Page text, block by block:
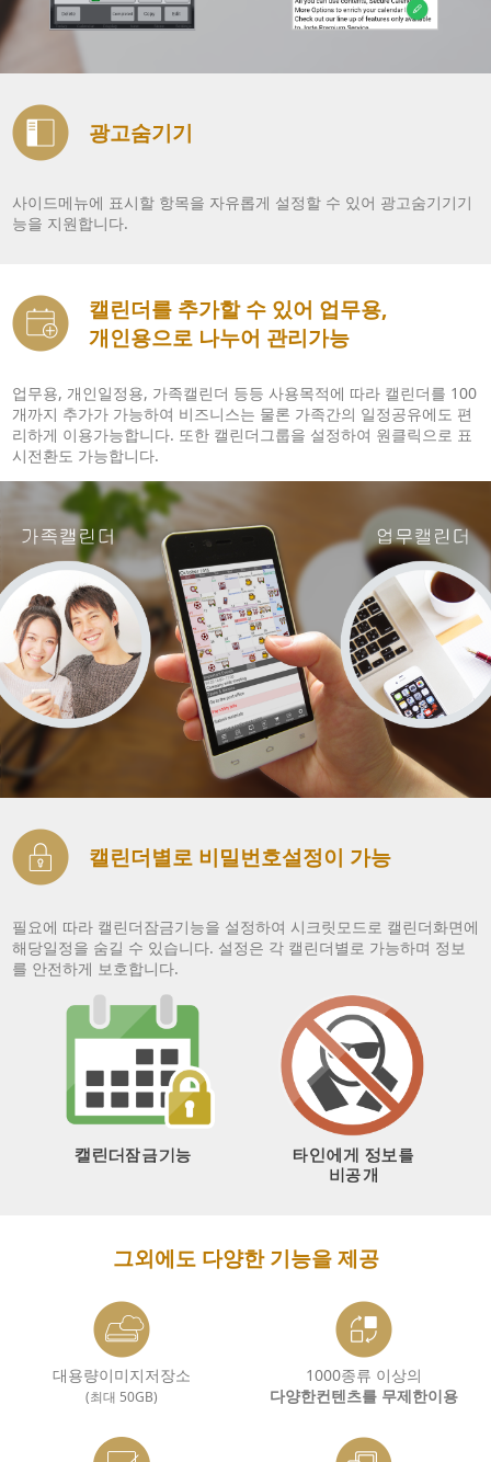
광고숨기기
사이드메뉴에 표시할 항목을 자유롭게 설정할 수 있어 광고숨기기기
능을 지원합니다.
캘린더를 추가할 수 있어 업무용,
개인용으로 나누어 관리가능
업무용, 개인일정용, 가족캘린더 등등 사용목적에 따라 캘린더를 100
개까지 추가가 가능하여 비즈니스는 물론 가족간의 일정공유에도 편
리하게 이용가능합니다. 또한 캘린더그룹을 설정하여 원클릭으로 표
시전환도 가능합니다.
캘린더별로 비밀번호설정이 가능
필요에 따라 캘린더잠금기능을 설정하여 시크릿모드로 캘린더화면에
해당일정을 숨길 수 있습니다. 설정은 각 캘린더별로 가능하며 정보
를 안전하게 보호합니다.
그외에도 다양한 기능을 제공
대용량이미지저장소
(최대 50GB)
1000종류 이상의
다양한컨텐츠를 무제한이용